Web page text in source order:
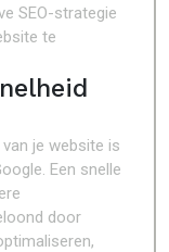
SEO-strategie
te
je website is
Een snelle
door